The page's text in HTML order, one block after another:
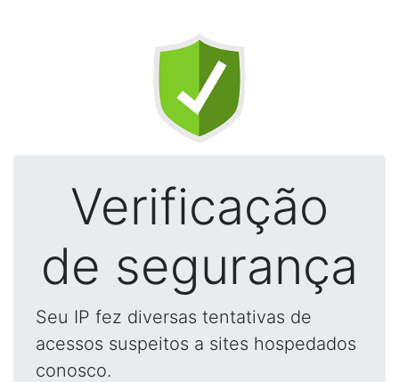
Verificação
de segurança
Seu IP fez diversas tentativas de
acessos suspeitos a sites hospedados
conosco.